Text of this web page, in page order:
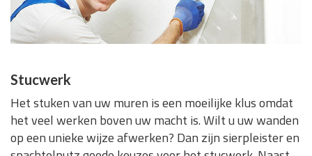
Stucwerk
Het stuken van uw muren is een moeilijke klus omdat
het veel werken boven uw macht is. Wilt u uw wanden
op een unieke wijze afwerken? Dan zijn sierpleister en